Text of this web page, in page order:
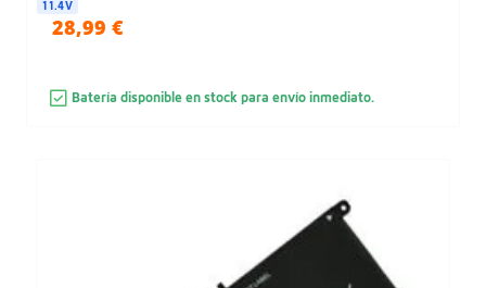
11.4V
28,99 €
Batería disponible en stock para envío inmediato.